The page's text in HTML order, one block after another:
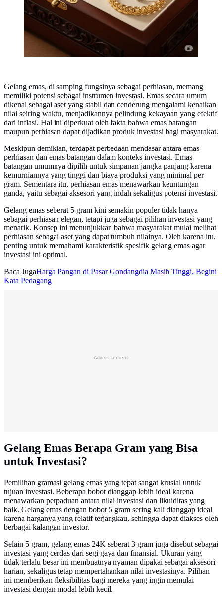
Gelang emas, di samping fungsinya sebagai perhiasan, memang
memiliki potensi sebagai instrumen investasi. Emas secara umum
dikenal sebagai aset yang stabil dan cenderung mengalami kenaikan
nilai seiring waktu, menjadikannya pelindung kekayaan yang efektif
dari inflasi. Hal ini diperkuat oleh fakta bahwa emas batangan
maupun perhiasan dapat dijadikan produk investasi bagi masyarakat.
Meskipun demikian, terdapat perbedaan mendasar antara emas
perhiasan dan emas batangan dalam konteks investasi. Emas
batangan umumnya dipilih untuk simpanan jangka panjang karena
kemurniannya yang tinggi dan biaya produksi yang minimal per
gram. Sementara itu, perhiasan emas menawarkan keuntungan
ganda, yaitu sebagai aksesori yang indah sekaligus potensi investasi.
Gelang emas seberat 5 gram kini semakin populer tidak hanya
sebagai perhiasan elegan, tetapi juga sebagai pilihan investasi yang
menarik. Konsep ini menunjukkan bahwa masyarakat mulai melihat
perhiasan sebagai aset yang dapat tumbuh nilainya. Oleh karena itu,
penting untuk memahami karakteristik spesifik gelang emas agar
investasi ini optimal.
Baca JugaHarga Pangan di Pasar Gondangdia Masih Tinggi, Begini
Kata Pedagang
Advertisement
Gelang Emas Berapa Gram yang Bisa
untuk Investasi?
Pemilihan gramasi gelang emas yang tepat sangat krusial untuk
tujuan investasi. Beberapa bobot dianggap lebih ideal karena
menawarkan perpaduan antara nilai investasi dan likuiditas yang
baik. Gelang emas dengan bobot 5 gram sering kali dianggap ideal
karena harganya yang relatif terjangkau, sehingga dapat diakses oleh
berbagai kalangan investor.
Selain 5 gram, gelang emas 24K seberat 3 gram juga disebut sebagai
investasi yang cerdas dari segi gaya dan finansial. Ukuran yang
tidak terlalu besar ini membuatnya nyaman dipakai sebagai aksesori
harian, sekaligus tetap mempertahankan nilai investasinya. Pilihan
ini memberikan fleksibilitas bagi mereka yang ingin memulai
investasi dengan modal lebih kecil.